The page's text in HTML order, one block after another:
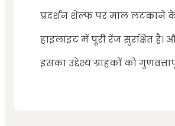
प्रदर्शन शेल्फ पर माल लटकाने
हाइलाइट में पूरी रेंज सुरक्षित
इसका उद्देश्य ग्राहकों को